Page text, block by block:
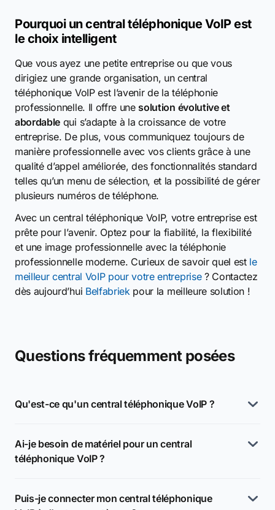
Pourquoi un central téléphonique VoIP est
le choix intelligent
Que vous ayez une petite entreprise ou que vous
dirigiez une grande organisation, un central
téléphonique VoIP est l’avenir de la téléphonie
professionnelle. Il offre une solution évolutive et
abordable qui s’adapte à la croissance de votre
entreprise. De plus, vous communiquez toujours de
manière professionnelle avec vos clients grâce à une
qualité d’appel améliorée, des fonctionnalités standard
telles qu’un menu de sélection, et la possibilité de gérer
plusieurs numéros de téléphone.
Avec un central téléphonique VoIP, votre entreprise est
prête pour l’avenir. Optez pour la fiabilité, la flexibilité
et une image professionnelle avec la téléphonie
professionnelle moderne. Curieux de savoir quel est le
meilleur central VoIP pour votre entreprise? Contactez
dès aujourd’hui Belfabriekpour la meilleure solution !
Questions fréquemment posées
Qu'est-ce qu'un central téléphonique VoIP ?
Ai-je besoin de matériel pour un central
téléphonique VoIP ?
Puis-je connecter mon central téléphonique